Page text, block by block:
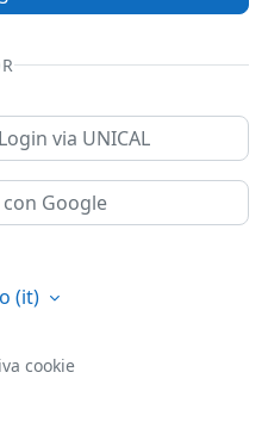
via UNICAL
Google
‎(it)‎
cookie